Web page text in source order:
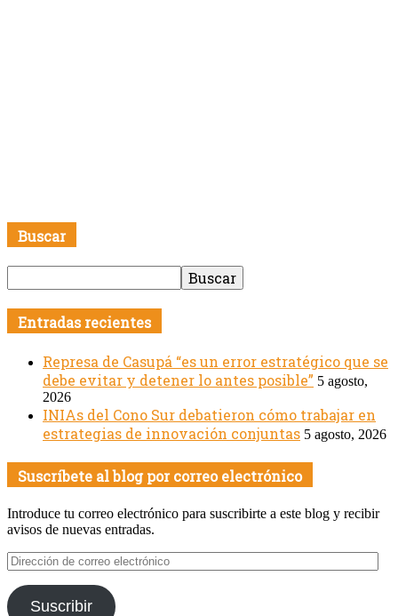
Buscar
Entradas recientes
Represa de Casupá “es un error estratégico que se
debe evitar y detener lo antes posible” 5 agosto,
2026
INIAs del Cono Sur debatieron cómo trabajar en
estrategias de innovación conjuntas 5 agosto, 2026
Suscríbete al blog por correo electrónico
Introduce tu correo electrónico para suscribirte a este blog y recibir
avisos de nuevas entradas.
Dirección
de
correo
electrónico
Suscribir